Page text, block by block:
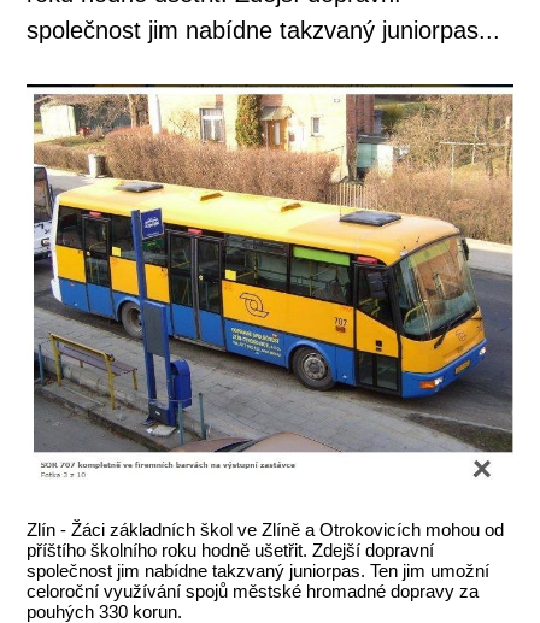
společnost jim nabídne takzvaný juniorpas...
Zlín - Žáci základních škol ve Zlíně a Otrokovicích mohou od
příštího školního roku hodně ušetřit. Zdejší dopravní
společnost jim nabídne takzvaný juniorpas. Ten jim umožní
celoroční využívání spojů městské hromadné dopravy za
pouhých 330 korun.